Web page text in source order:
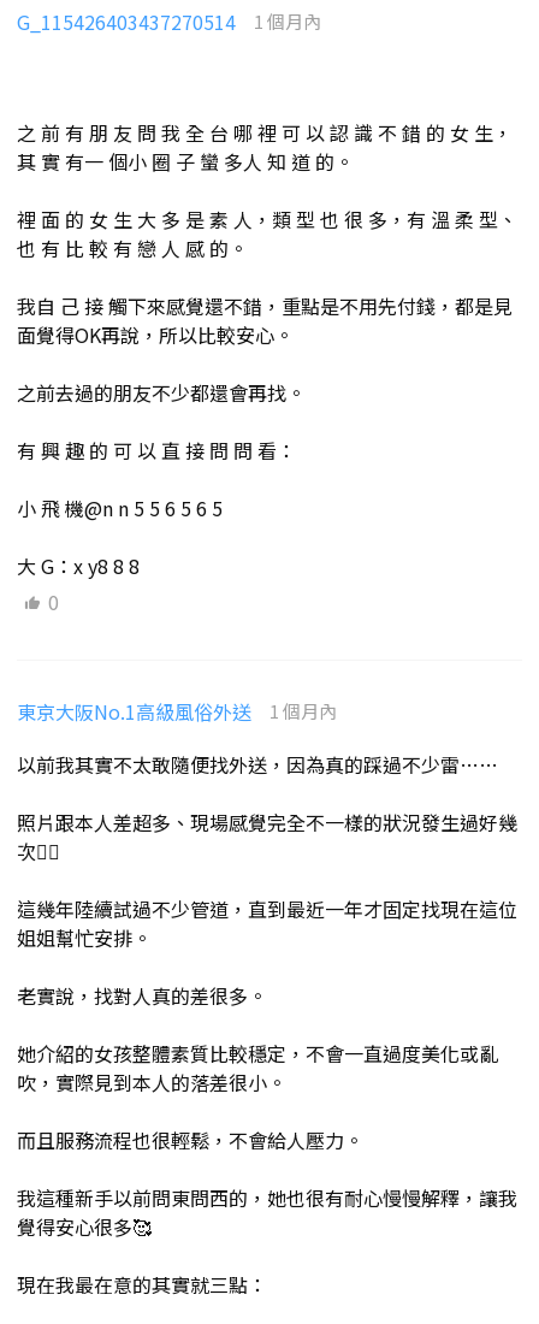
G_115426403437270514 1 個月內
之 前 有 朋 友 問 我 全 台 哪 裡 可 以 認 識 不 錯 的 女 生，
其 實 有一 個小 圈 子 蠻 多人 知 道 的。
裡 面 的 女 生 大 多 是 素 人，類 型 也 很 多，有 溫 柔 型、
也 有 比 較 有 戀 人 感 的。
我自 己 接 觸下來感覺還不錯，重點是不用先付錢，都是見
面覺得OK再說，所以比較安心。
之前去過的朋友不少都還會再找。
有 興 趣 的 可 以 直 接 問 問 看：
小 飛 機@n n 5 5 6 5 6 5
大 G：x y8 8 8
0
東京大阪No.1高級風俗外送 1 個月內
以前我其實不太敢隨便找外送，因為真的踩過不少雷……
照片跟本人差超多、現場感覺完全不一樣的狀況發生過好幾
次😵‍💫
這幾年陸續試過不少管道，直到最近一年才固定找現在這位
姐姐幫忙安排。
老實說，找對人真的差很多。
她介紹的女孩整體素質比較穩定，不會一直過度美化或亂
吹，實際見到本人的落差很小。
而且服務流程也很輕鬆，不會給人壓力。
我這種新手以前問東問西的，她也很有耐心慢慢解釋，讓我
覺得安心很多🥰
現在我最在意的其實就三點：